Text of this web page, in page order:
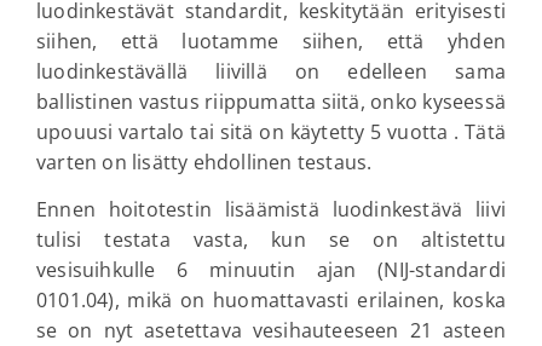
luodinkestävät standardit, keskitytään erityisesti
siihen, että luotamme siihen, että yhden
luodinkestävällä liivillä on edelleen sama
ballistinen vastus riippumatta siitä, onko kyseessä
upouusi vartalo tai sitä on käytetty 5 vuotta . Tätä
varten on lisätty ehdollinen testaus.
Ennen hoitotestin lisäämistä luodinkestävä liivi
tulisi testata vasta, kun se on altistettu
vesisuihkulle 6 minuutin ajan (NIJ-standardi
0101.04), mikä on huomattavasti erilainen, koska
se on nyt asetettava vesihauteeseen 21 asteen